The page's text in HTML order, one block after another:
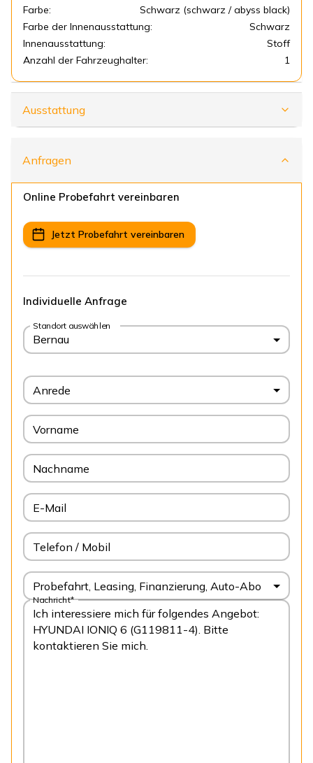
Farbe:
Schwarz (schwarz / abyss black)
Farbe der Innenausstattung:
Schwarz
Innenausstattung:
Stoff
Anzahl der Fahrzeughalter:
1
Ausstattung
Anfragen
Online Probefahrt vereinbaren
Jetzt Probefahrt vereinbaren
Individuelle Anfrage
Standort auswählen
Bernau
Anrede
Vorname
Nachname
E-Mail
Telefon / Mobil
Probefahrt, Leasing, Finanzierung, Auto-Abo
Nachricht*